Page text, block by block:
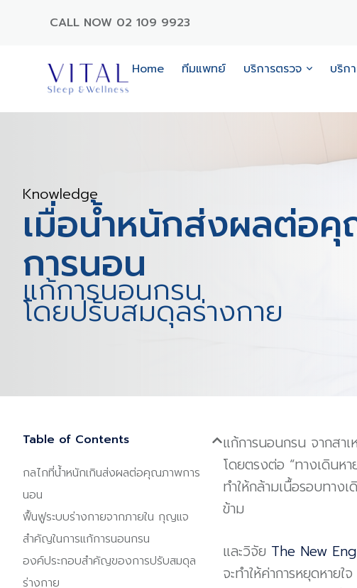
CALL NOW 02 109 9923
Home ทีมแพทย์ บริการตรวจ บริก
Knowledge
เมื่อน้ำหนักส่งผลต่อ
การนอน
แก้การนอนกรน
โดยปรับสมดุลร่างกาย
Table of Contents
กลไกที่น้ำหนักเกินส่งผลต่อคุณภาพการ
นอน
ฟื้นฟูระบบร่างกายจากภายใน กุญแจ
สำคัญในการแก้การนอนกรน
องค์ประกอบสำคัญของการปรับสมดุล
ร่างกาย
แก้การนอนกรน จากสา
โดยตรงต่อ “ทางเดินห
ทำให้กล้ามเนื้อรอบทา
ข้าม
และวิจัย The New
จะทำให้ค่าการหยุดหา